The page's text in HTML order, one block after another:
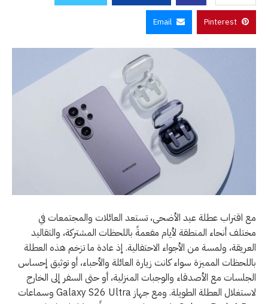
Pinterest
Email
مع اقتراب عطلة عيد الأضحى، تستعد العائلات والمجتمعات في
مختلف أنحاء المنطقة لأيام مفعمةً باللحظات المشتركة، والتقاليد
العريقة، ولمسة من الأجواء الاحتفالية. إذ عادة ما تزخم هذه العطلة
باللحظات المميزة سواء كانت زيارة العائلة والأحباء، أو توثيق إحساس
الجلسات مع الأصدقاء والوجبات المنزلية، أو حتى السفر إلى الخارج
لاستغلال العطلة الطويلة. ومع جهاز Galaxy S26 Ultra وسماعات